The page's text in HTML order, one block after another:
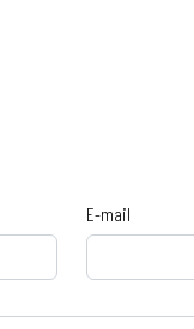
E-mail